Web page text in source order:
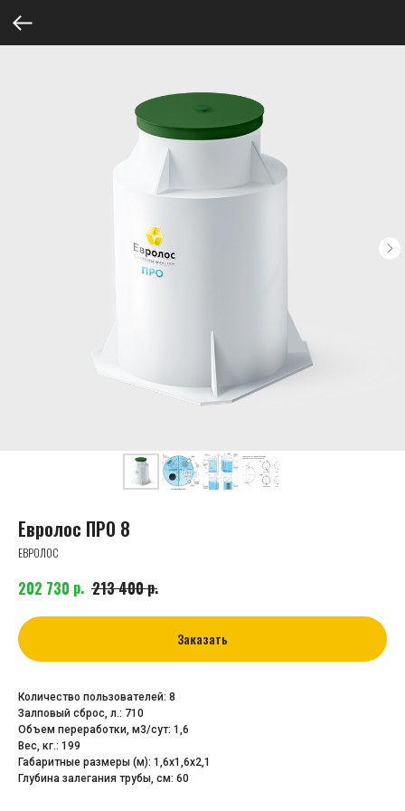
Евролос ПРО 8
ЕВРОЛОС
202 730 р. 213 400р.
Заказать
Количество пользователей: 8
Залповый сброс, л.: 710
Объем переработки, м3/сут: 1,6
Вес, кг.: 199
Габаритные размеры (м): 1,6х1,6х2,1
Глубина залегания трубы, cм: 60